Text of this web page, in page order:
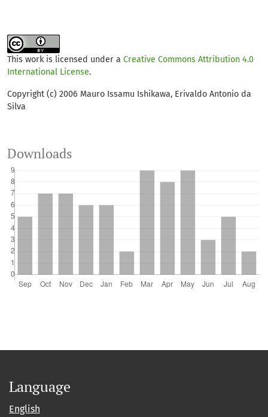
This work is licensed under a Creative Commons Attribution 4.0
International License.
Copyright (c) 2006 Mauro Issamu Ishikawa, Erivaldo Antonio da
Silva
Downloads
Language
English